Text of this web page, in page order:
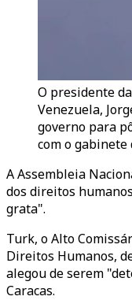
O presidente
Venezuela,
governo para
com o gabinete
A Assembleia
dos direitos
grata".
Turk, o Alto
Direitos Humanos,
alegou de serem
Caracas.